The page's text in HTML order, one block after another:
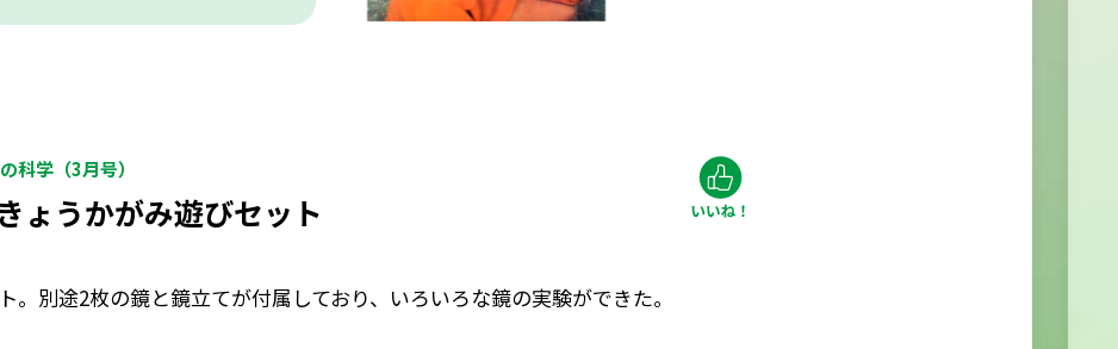
科学（3月号）
ょうかがみ遊びセット
。別途2枚の鏡と鏡立てが付属しており、いろいろな鏡の実験ができた。